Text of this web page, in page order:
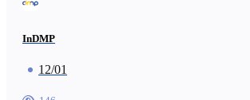
InDMP
12/01